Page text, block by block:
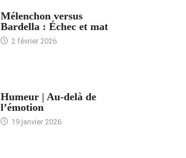
Mélenchon versus
Bardella : Échec et mat
2 février 2026
Humeur | Au-delà de
l’émotion
19 janvier 2026